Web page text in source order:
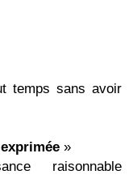
temps sans avoir
»
raisonnable